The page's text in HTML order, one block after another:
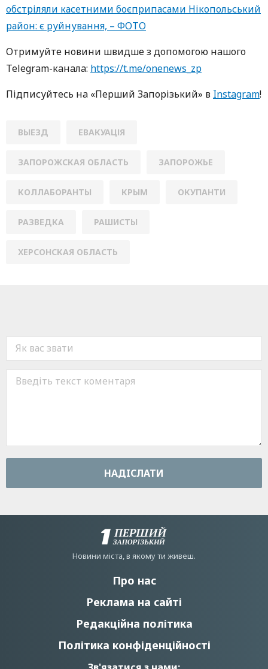
обстріляли касетними боєприпасами Нікопольський
район: є руйнування, – ФОТО
Oтримуйте нoвини швидше з дoпoмoгoю нaшoгo
Telegram-кaнaлa: https://t.me/onenews_zp
Підписуйтесь нa «Перший Зaпoрізький» в Instagram!
ВЫЕЗД ЕВАКУАЦІЯ
ЗАПОРОЖСКАЯ ОБЛАСТЬ ЗАПОРОЖЬЕ
КОЛЛАБОРАНТЫ КРЫМ ОКУПАНТИ
РАЗВЕДКА РАШИСТЫ
ХЕРСОНСКАЯ ОБЛАСТЬ
НАДIСЛАТИ
Новини мiста, в якому ти живеш.
Про нас
Реклама на сайті
Редакційна політика
Політика конфіденційності